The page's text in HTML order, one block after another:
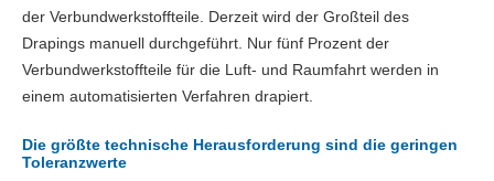
der Verbundwerkstoffteile. Derzeit wird der Großteil des
Drapings manuell durchgeführt. Nur fünf Prozent der
Verbundwerkstoffteile für die Luft- und Raumfahrt werden in
einem automatisierten Verfahren drapiert.
Die größte technische Herausforderung sind die geringen
Toleranzwerte